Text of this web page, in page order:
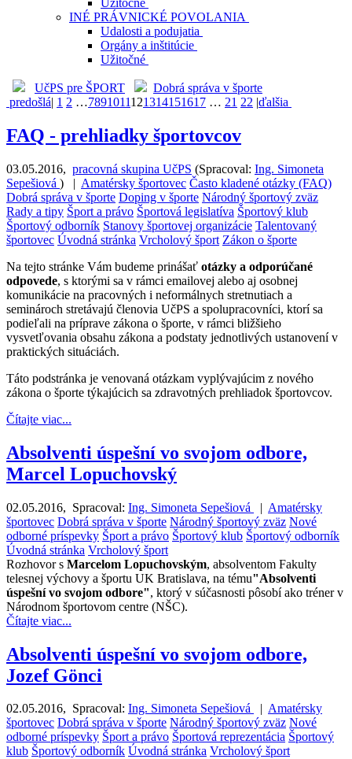
Užitočné
INÉ PRÁVNICKÉ POVOLANIA
Udalosti a podujatia
Orgány a inštitúcie
Užitočné
UčPS pre ŠPORT
Dobrá správa v športe
predošlá| 1 2 …7891011121314151617 … 21 22 |ďalšia
FAQ - prehliadky športovcov
03.05.2016, pracovná skupina UčPS (Spracoval: Ing. Simoneta
Sepešiová ) | Amatérsky športovec Často kladené otázky (FAQ)
Dobrá správa v športe Doping v športe Národný športový zväz
Rady a tipy Šport a právo Športová legislatíva Športový klub
Športový odborník Stanovy športovej organizácie Talentovaný
športovec Úvodná stránka Vrcholový šport Zákon o športe
Na tejto stránke Vám budeme prinášať otázky a odporúčané
odpovede, s ktorými sa v rámci emailovej alebo aj osobnej
komunikácie na pracovných i neformálnych stretnutiach a
seminároch stretávajú členovia UčPS a spolupracovníci, ktorí sa
podieľali na príprave zákona o športe, v rámci bližšieho
vysvetľovania obsahu zákona a podstaty jednotlivých ustanovení v
praktických situáciách.
Táto podstránka je venovaná otázkam vyplývajúcim z nového
zákona o športe týkajúcich sa zdravotných prehliadok športovcov.
Čítajte viac...
Absolventi úspešní vo svojom odbore,
Marcel Lopuchovský
02.05.2016, Spracoval: Ing. Simoneta Sepešiová | Amatérsky
športovec Dobrá správa v športe Národný športový zväz Nové
odborné príspevky Šport a právo Športový klub Športový odborník
Úvodná stránka Vrcholový šport
Rozhovor s Marcelom Lopuchovským, absolventom Fakulty
telesnej výchovy a športu UK Bratislava, na tému"Absolventi
úspešní vo svojom odbore", ktorý v súčasnosti pôsobí ako tréner v
Národnom športovom centre (NŠC).
Čítajte viac...
Absolventi úspešní vo svojom odbore,
Jozef Gönci
02.05.2016, Spracoval: Ing. Simoneta Sepešiová | Amatérsky
športovec Dobrá správa v športe Národný športový zväz Nové
odborné príspevky Šport a právo Športová reprezentácia Športový
klub Športový odborník Úvodná stránka Vrcholový šport